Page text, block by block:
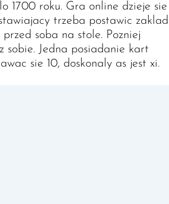
1700 roku. Gra online dzieje sie
trzeba postawic zaklad
soba na stole. Pozniej
sobie. Jedna posiadanie kart
sie 10, doskonaly as jest xi.